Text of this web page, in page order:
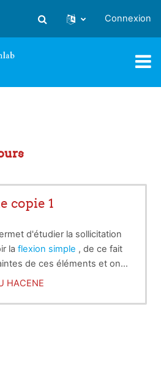
Activer/désactiver la saisie
Connexion
copie 1
d'étudier la sollicitation
la flexion simple , de ce fait
de ces éléments et on
..
HACENE